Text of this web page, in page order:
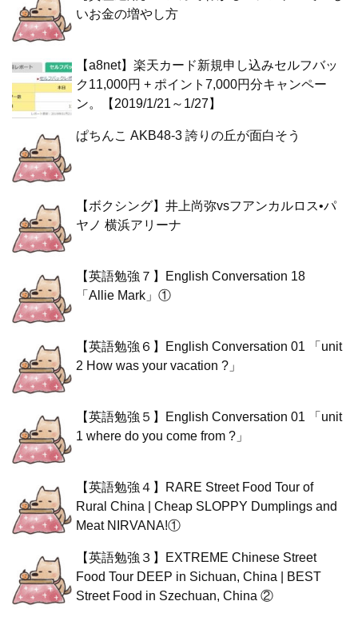
いお金の増やし方
【a8net】楽天カード新規申し込みセルフバッ
ク11,000円 + ポイント7,000円分キャンペー
ン。【2019/1/21～1/27】
ぱちんこ AKB48-3 誇りの丘が面白そう
【ボクシング】井上尚弥vsフアンカルロス•パ
ヤノ 横浜アリーナ
【英語勉強７】English Conversation 18
「Allie Mark」①
【英語勉強６】English Conversation 01 「unit
2 How was your vacation ?」
【英語勉強５】English Conversation 01 「unit
1 where do you come from ?」
【英語勉強４】RARE Street Food Tour of
Rural China | Cheap SLOPPY Dumplings and
Meat NIRVANA!①
【英語勉強３】EXTREME Chinese Street
Food Tour DEEP in Sichuan, China | BEST
Street Food in Szechuan, China ②